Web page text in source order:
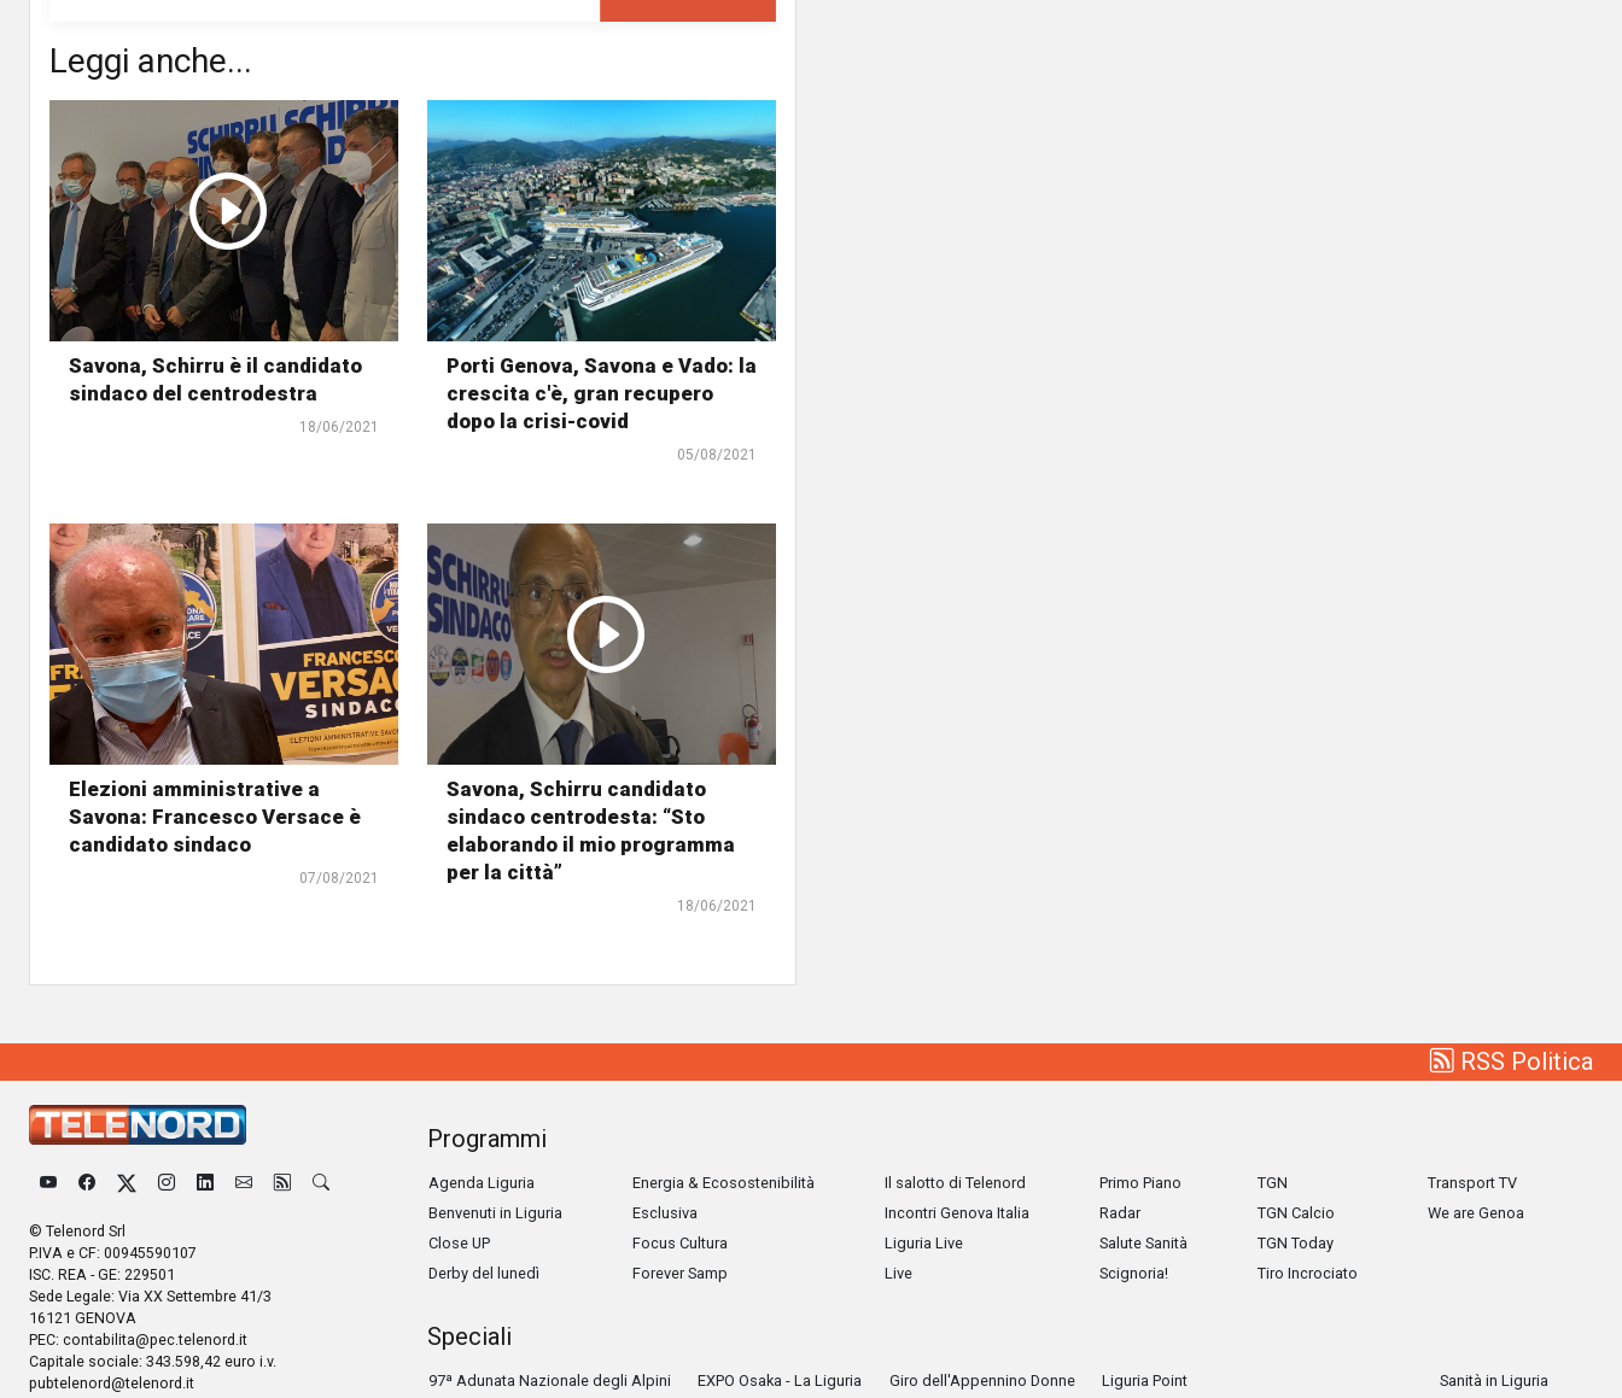
Leggi anche...
Savona, Schirru è il candidato
sindaco del centrodestra
18/06/2021
Porti Genova, Savona e Vado: la
crescita c'è, gran recupero
dopo la crisi-covid
05/08/2021
Elezioni amministrative a
Savona: Francesco Versace è
candidato sindaco
07/08/2021
Savona, Schirru candidato
sindaco centrodesta: “Sto
elaborando il mio programma
per la città”
18/06/2021
RSS Politica
© Telenord Srl
P.IVA e CF: 00945590107
ISC. REA - GE: 229501
Sede Legale: Via XX Settembre 41/3
16121 GENOVA
PEC: contabilita@pec.telenord.it
Capitale sociale: 343.598,42 euro i.v.
pubtelenord@telenord.it
Programmi
Agenda Liguria
Benvenuti in Liguria
Close UP
Derby del lunedì
Energia & Ecosostenibilità
Esclusiva
Focus Cultura
Forever Samp
Il salotto di Telenord
Incontri Genova Italia
Liguria Live
Live
Primo Piano
Radar
Salute Sanità
Scignoria!
TGN
TGN Calcio
TGN Today
Tiro Incrociato
Transport TV
We are Genoa
Speciali
97ª Adunata Nazionale degli Alpini EXPO Osaka - La Liguria Giro dell'Appennino Donne Liguria Point Sanità in Liguria